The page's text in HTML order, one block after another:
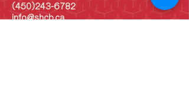
(450)243-6782
info@shcb.ca